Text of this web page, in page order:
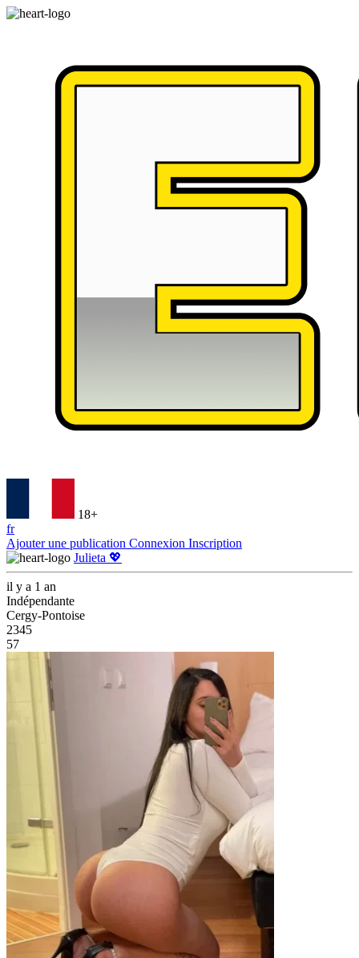
18+
fr
Ajouter une publication Connexion Inscription
Julieta 💖
il y a 1 an
Indépendante
Cergy-Pontoise
2345
57